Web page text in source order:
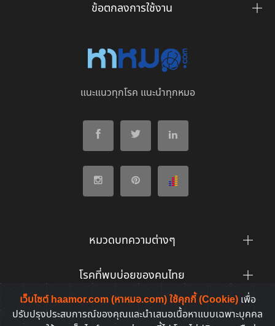
เว็บไซต์ haamor.com (หาหมอ.com) ใช้คุกกี้ (Cookie) เพื่อ
ปรับปรุงประสบการณ์ของคุณและนำเสนอเนื้อหาแบบเฉพาะบุคคล
ข้อตกลงการใช้งาน
แนะแนวทุกโรค แนะนำทุกหมอ
หมวดบทความต่างๆ
โรคที่พบบ่อยของคนไทย
ยาที่คนไทยค้นหาบ่อย